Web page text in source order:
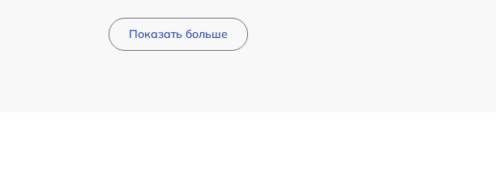
Показать больше